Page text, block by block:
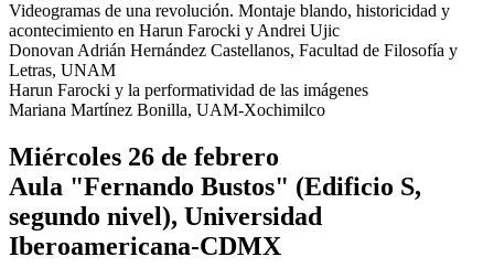
Videogramas de una revolución. Montaje blando, historicidad y
acontecimiento en Harun Farocki y Andrei Ujic
Donovan Adrián Hernández Castellanos, Facultad de Filosofía y
Letras, UNAM
Harun Farocki y la performatividad de las imágenes
Mariana Martínez Bonilla, UAM-Xochimilco
Miércoles 26 de febrero
Aula "Fernando Bustos" (Edificio S,
segundo nivel), Universidad
Iberoamericana-CDMX